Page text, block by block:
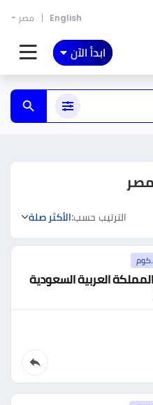
English مصر
ابدأ الآن
الترتيب حسب:الأكثر صلة
العربية السعودية